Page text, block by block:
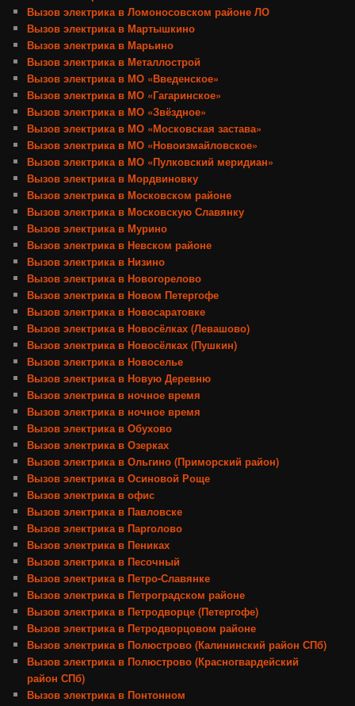
Вызов электрика в Ломоносовском районе ЛО
Вызов электрика в Мартышкино
Вызов электрика в Марьино
Вызов электрика в Металлострой
Вызов электрика в МО «Введенское»
Вызов электрика в МО «Гагаринское»
Вызов электрика в МО «Звёздное»
Вызов электрика в МО «Московская застава»
Вызов электрика в МО «Новоизмайловское»
Вызов электрика в МО «Пулковский меридиан»
Вызов электрика в Мордвиновку
Вызов электрика в Московском районе
Вызов электрика в Московскую Славянку
Вызов электрика в Мурино
Вызов электрика в Невском районе
Вызов электрика в Низино
Вызов электрика в Новогорелово
Вызов электрика в Новом Петергофе
Вызов электрика в Новосаратовке
Вызов электрика в Новосёлках (Левашово)
Вызов электрика в Новосёлках (Пушкин)
Вызов электрика в Новоселье
Вызов электрика в Новую Деревню
Вызов электрика в ночное время
Вызов электрика в ночное время
Вызов электрика в Обухово
Вызов электрика в Озерках
Вызов электрика в Ольгино (Приморский район)
Вызов электрика в Осиновой Роще
Вызов электрика в офис
Вызов электрика в Павловске
Вызов электрика в Парголово
Вызов электрика в Пениках
Вызов электрика в Песочный
Вызов электрика в Петро-Славянке
Вызов электрика в Петроградском районе
Вызов электрика в Петродворце (Петергофе)
Вызов электрика в Петродворцовом районе
Вызов электрика в Полюстрово (Калининский район СПб)
Вызов электрика в Полюстрово (Красногвардейский
район СПб)
Вызов электрика в Понтонном